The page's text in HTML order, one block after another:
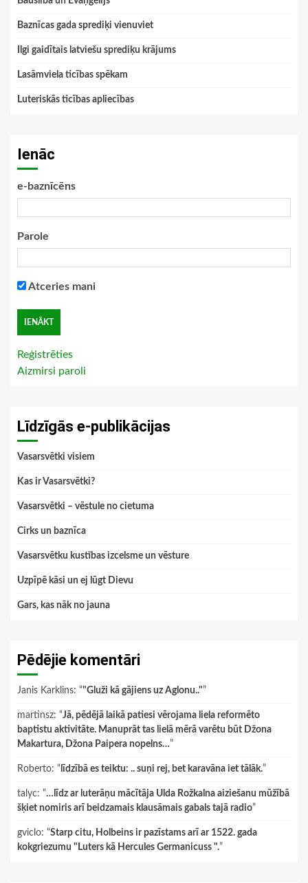
Baznīcas gada sprediķi vienuviet
Ilgi gaidītais latviešu sprediķu krājums
Lasāmviela ticības spēkam
Luteriskās ticības apliecības
Ienāc
e-baznīcēns
Parole
Atceries mani
Reģistrēties
Aizmirsi paroli
Līdzīgās e-publikācijas
Vasarsvētki visiem
Kas ir Vasarsvētki?
Vasarsvētki – vēstule no cietuma
Cirks un baznīca
Vasarsvētku kustības izcelsme un vēsture
Uzpīpē kāsi un ej lūgt Dievu
Gars, kas nāk no jauna
Pēdējie komentāri
Janis Karklins: “"Gluži kā gājiens uz Aglonu.."”
martinsz: “Jā, pēdējā laikā patiesi vērojama liela reformēto
baptistu aktivitāte. Manuprāt tas lielā mērā varētu būt Džona
Makartura, Džona Paipera nopelns…”
Roberto: “ līdzībā es teiktu: .. suņi rej, bet karavāna iet tālāk.”
talyc: “…līdz ar luterāņu mācītāja Ulda Rožkalna aiziešanu mūžībā
šķiet nomiris arī beidzamais klausāmais gabals tajā radio”
gviclo: “Starp citu, Holbeins ir pazīstams arī ar 1522. gada
kokgriezumu "Luters kā Hercules Germanicuss ".”